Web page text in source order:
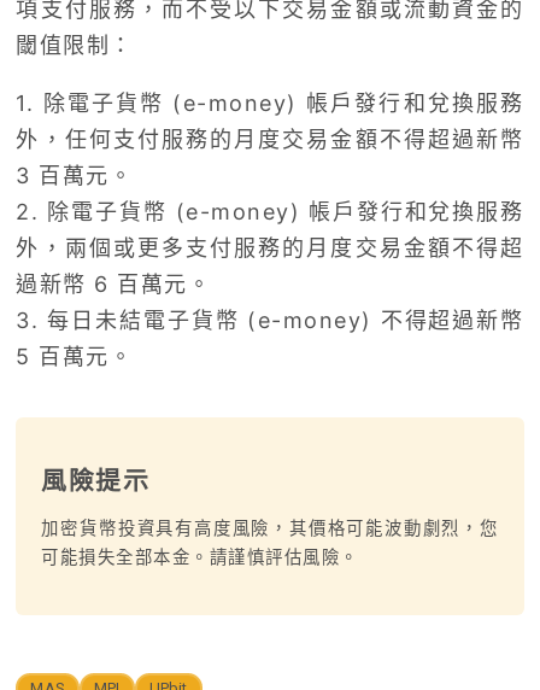
項支付服務，而不受以下交易金額或流動資金的
閾值限制：
1. 除電子貨幣 (e-money) 帳戶發行和兌換服務
外，任何支付服務的月度交易金額不得超過新幣
3 百萬元。
2. 除電子貨幣 (e-money) 帳戶發行和兌換服務
外，兩個或更多支付服務的月度交易金額不得超
過新幣 6 百萬元。
3. 每日未結電子貨幣 (e-money) 不得超過新幣
5 百萬元。
風險提示
加密貨幣投資具有高度風險，其價格可能波動劇烈，您
可能損失全部本金。請謹慎評估風險。